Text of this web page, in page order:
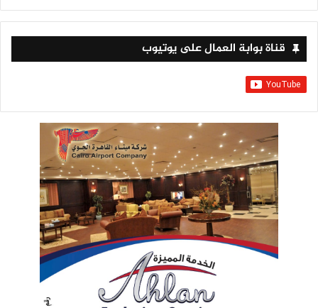
قناة بوابة العمال على يوتيوب